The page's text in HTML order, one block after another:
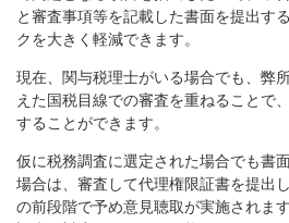
と審査事項等を記載した書面を提出す
クを大きく軽減できます。
現在、関与税理士がいる場合でも、弊
えた国税目線での審査を重ねることで
することができます。
仮に税務調査に選定された場合でも書
場合は、審査して代理権限証書を提出
の前段階で予め意見聴取が実施されま